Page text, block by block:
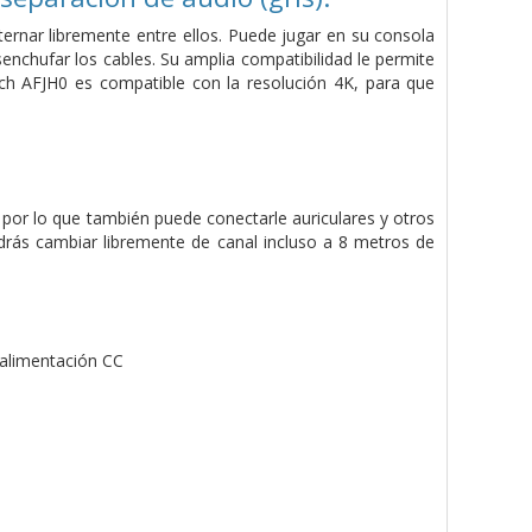
libremente entre ellos. Puede jugar en su consola
los cables. Su amplia compatibilidad le permite
AFJH0 es compatible con la resolución 4K, para que
lo que también puede conectarle auriculares y otros
cambiar libremente de canal incluso a 8 metros de
CC